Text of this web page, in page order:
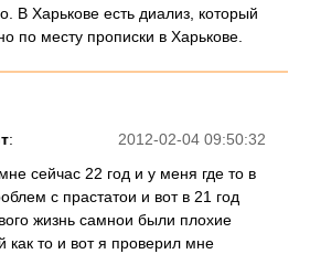
В Харькове есть диализ, который
по месту прописки в Харькове.
2012-02-04 09:50:32
:
сейчас 22 год и у меня где то в
с прастатои и вот в 21 год
жизнь самнои были плохие
как то и вот я проверил мне